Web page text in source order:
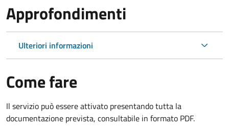
Approfondimenti
Ulteriori informazioni
Come fare
Il servizio può essere attivato presentando tutta la
documentazione prevista, consultabile in formato PDF.